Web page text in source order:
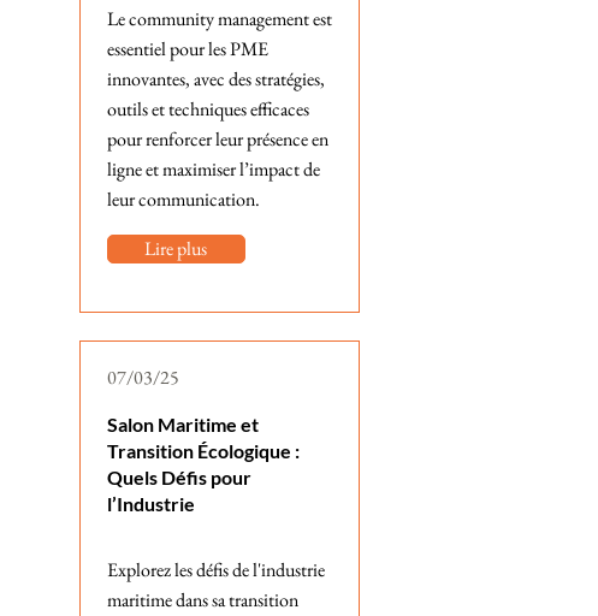
Le community management est
essentiel pour les PME
innovantes, avec des stratégies,
outils et techniques efficaces
pour renforcer leur présence en
ligne et maximiser l’impact de
leur communication.
Lire plus
07/03/25
Salon Maritime et
Transition Écologique :
Quels Défis pour
l’Industrie
Explorez les défis de l'industrie
maritime dans sa transition